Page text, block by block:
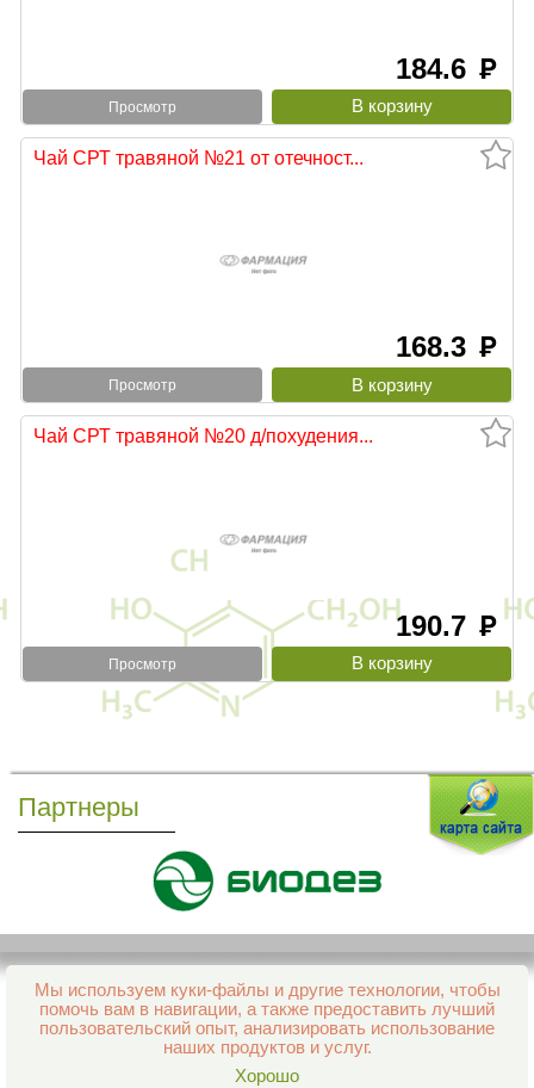
184.6 руб
Просмотр
Чай СРТ травяной №21 от отечност...
168.3 руб
Просмотр
Чай СРТ травяной №20 д/похудения...
190.7 руб
Просмотр
Партнеры
Мы используем куки-файлы и другие технологии, чтобы
помочь вам в навигации, а также предоставить лучший
пользовательский опыт, анализировать использование
наших продуктов и услуг.
Хорошо
Все права защищены и охраняются законом
© 2013–2026 Интернет-аптека Фармация
support@aptekapenza.ru
Телефон: Служба обработки заказов 99-98-28